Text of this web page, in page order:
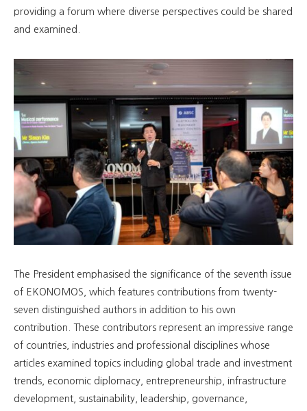
providing a forum where diverse perspectives could be shared
and examined.
The President emphasised the significance of the seventh issue
of EKONOMOS, which features contributions from twenty-
seven distinguished authors in addition to his own
contribution. These contributors represent an impressive range
of countries, industries and professional disciplines whose
articles examined topics including global trade and investment
trends, economic diplomacy, entrepreneurship, infrastructure
development, sustainability, leadership, governance,